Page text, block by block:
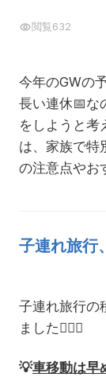
閲覧632
今年のGWの
長い連休📅な
をしようと考
は、家族で特
の注意点やお
子連れ旅行
子連れ旅行の
ました💁🏻‍♀️
💡車移動は早